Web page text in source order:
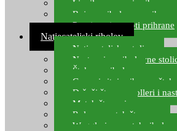
Ljepilo za crve i prihranu
Boje za ribolovnu prihranu
Provjereni recepti prihrane
Natjecateljski ribolov
Natjecateljske stolice
Nastavci za ribolovne
Šteke za ribolov
Gume i sitni pribor za šteku
Držači štapova rolleri i
Match štapovi
Role za match štapove
Waggleri za match ribolov